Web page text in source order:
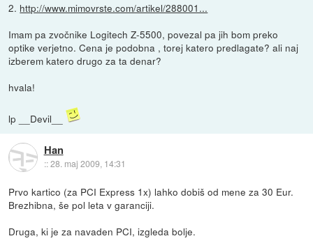
2. http://www.mimovrste.com/artikel/288001...
Imam pa zvočnike Logitech Z-5500, povezal pa jih bom preko
optike verjetno. Cena je podobna , torej katero predlagate? ali naj
izberem katero drugo za ta denar?
hvala!
lp __Devil__
Han
::28. maj 2009, 14:31
Prvo kartico (za PCI Express 1x) lahko dobiš od mene za 30 Eur.
Brezhibna, še pol leta v garanciji.
Druga, ki je za navaden PCI, izgleda bolje.